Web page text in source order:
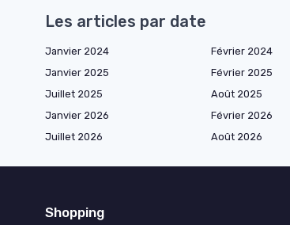
Les articles par date
Janvier 2024 Février 2024
Janvier 2025
Février 2025
Juillet 2025
Août 2025
Janvier 2026
Février 2026
Juillet 2026
Août 2026
Shopping